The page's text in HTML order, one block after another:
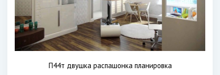
П44т двушка распашонка планировка